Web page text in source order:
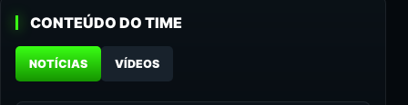
CONTEÚDO DO TIME
NOTÍCIAS VÍDEOS